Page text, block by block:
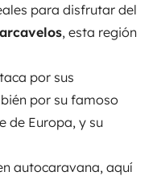
para disfrutar del
, esta región
por sus
por su famoso
de Europa, y su
autocaravana, aquí